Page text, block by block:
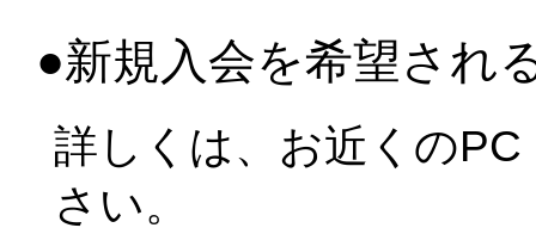
●新規入会を希望され
詳しくは、お近くの
さい。